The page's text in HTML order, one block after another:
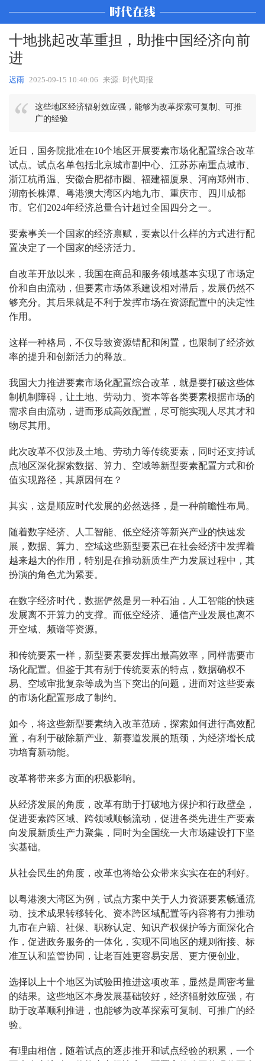
十地挑起改革重担，助推中国经济向前
进
迟雨 2025-09-15 10:40:06 来源: 时代周报
这些地区经济辐射效应强，能够为改革探索可复制、可推
广的经验
近日，国务院批准在10个地区开展要素市场化配置综合改革
试点。试点名单包括北京城市副中心、江苏苏南重点城市、
浙江杭甬温、安徽合肥都市圈、福建福厦泉、河南郑州市、
湖南长株潭、粤港澳大湾区内地九市、重庆市、四川成都
市。它们2024年经济总量合计超过全国四分之一。
要素事关一个国家的经济禀赋，要素以什么样的方式进行配
置决定了一个国家的经济活力。
自改革开放以来，我国在商品和服务领域基本实现了市场定
价和自由流动，但要素市场体系建设相对滞后，发展仍然不
够充分。其后果就是不利于发挥市场在资源配置中的决定性
作用。
这样一种格局，不仅导致资源错配和闲置，也限制了经济效
率的提升和创新活力的释放。
我国大力推进要素市场化配置综合改革，就是要打破这些体
制机制障碍，让土地、劳动力、资本等各类要素根据市场的
需求自由流动，进而形成高效配置，尽可能实现人尽其才和
物尽其用。
此次改革不仅涉及土地、劳动力等传统要素，同时还支持试
点地区深化探索数据、算力、空域等新型要素配置方式和价
值实现路径，其原因何在？
其实，这是顺应时代发展的必然选择，是一种前瞻性布局。
随着数字经济、人工智能、低空经济等新兴产业的快速发
展，数据、算力、空域这些新型要素已在社会经济中发挥着
越来越大的作用，特别是在推动新质生产力发展过程中，其
扮演的角色尤为紧要。
在数字经济时代，数据俨然是另一种石油，人工智能的快速
发展离不开算力的支撑。而低空经济、通信产业发展也离不
开空域、频谱等资源。
和传统要素一样，新型要素要发挥出最高效率，同样需要市
场化配置。但鉴于其有别于传统要素的特点，数据确权不
易、空域审批复杂等成为当下突出的问题，进而对这些要素
的市场化配置形成了制约。
如今，将这些新型要素纳入改革范畴，探索如何进行高效配
置，有利于破除新产业、新赛道发展的瓶颈，为经济增长成
功培育新动能。
改革将带来多方面的积极影响。
从经济发展的角度，改革有助于打破地方保护和行政壁垒，
促进要素跨区域、跨领域顺畅流动，促进各类先进生产要素
向发展新质生产力聚集，同时为全国统一大市场建设打下坚
实基础。
从社会民生的角度，改革也将给公众带来实实在在的利好。
以粤港澳大湾区为例，试点方案中关于人力资源要素畅通流
动、技术成果转移转化、资本跨区域配置等内容将有力推动
九市在户籍、社保、职称认定、知识产权保护等方面深化合
作，促进政务服务的一体化，实现不同地区的规则衔接、标
准互认和监管协同，让老百姓更容易安居、更方便创业。
选择以上十个地区为试验田推进这项改革，显然是周密考量
的结果。这些地区本身发展基础较好，经济辐射效应强，有
助于改革顺利推进，也能够为改革探索可复制、可推广的经
验。
有理由相信，随着试点的逐步推开和试点经验的积累，一个